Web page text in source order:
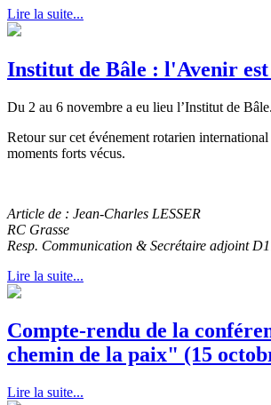
Lire la suite...
Institut de Bâle : l'Avenir
Du 2 au 6 novembre a eu lieu l’Institut de Bâle.
Retour sur cet événement rotarien
moments forts vécus.
Article de : Jean-Charles LESSER
RC Grasse
Resp. Communication & Secrétaire adjoint
Lire la suite...
Compte-rendu de la
chemin de la paix" (15
Lire la suite...